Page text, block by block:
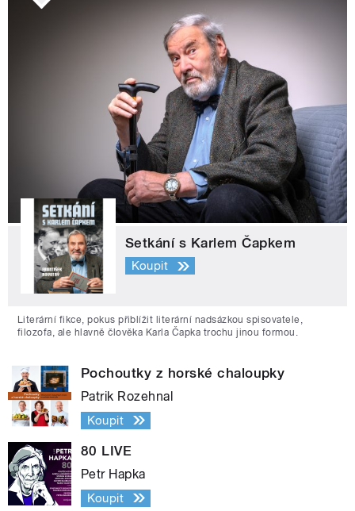
Setkání s Karlem Čapkem
Koupit
Literární fikce, pokus přiblížit literární nadsázkou spisovatele,
filozofa, ale hlavně člověka Karla Čapka trochu jinou formou.
Pochoutky z horské chaloupky
Patrik Rozehnal
Koupit
80 LIVE
Petr Hapka
Koupit